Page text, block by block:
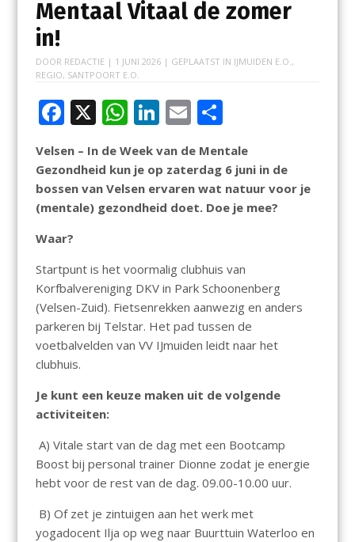
Mentaal Vitaal de zomer
in!
DOOR REDACTIE | 1 JUNI 2026| GEPLAATST IN IJMUIDEN E.O. ,
REGIO, SANTPOORT E.O.
F
e
b
o
o
k
X W
at
s
A
p
Li
k
e
dI
E
ai
l
D
el
e
n
Velsen – In de Week van de Mentale
Gezondheid kun je op zaterdag 6 juni in de
bossen van Velsen ervaren wat natuur voor je
(mentale) gezondheid doet. Doe je mee?
Waar?
Startpunt is het voormalig clubhuis van
Korfbalvereniging DKV in Park Schoonenberg
(Velsen-Zuid). Fietsenrekken aanwezig en anders
parkeren bij Telstar. Het pad tussen de
voetbalvelden van VV IJmuiden leidt naar het
clubhuis.
Je kunt een keuze maken uit de volgende
activiteiten:
A) Vitale start van de dag met een Bootcamp
Boost bij personal trainer Dionne zodat je energie
hebt voor de rest van de dag. 09.00-10.00 uur.
B) Of zet je zintuigen aan het werk met
yogadocent Ilja op weg naar Buurttuin Waterloo en